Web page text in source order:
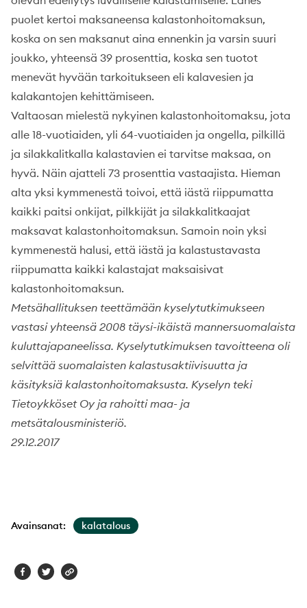
puolet kertoi maksaneensa kalastonhoitomaksun,
koska on sen maksanut aina ennenkin ja varsin suuri
joukko, yhteensä 39 prosenttia, koska sen tuotot
menevät hyvään tarkoitukseen eli kalavesien ja
kalakantojen kehittämiseen.
Valtaosan mielestä nykyinen kalastonhoitomaksu, jota
alle 18-vuotiaiden, yli 64-vuotiaiden ja ongella, pilkillä
ja silakkalitkalla kalastavien ei tarvitse maksaa, on
hyvä. Näin ajatteli 73 prosenttia vastaajista. Hieman
alta yksi kymmenestä toivoi, että iästä riippumatta
kaikki paitsi onkijat, pilkkijät ja silakkalitkaajat
maksavat kalastonhoitomaksun. Samoin noin yksi
kymmenestä halusi, että iästä ja kalastustavasta
riippumatta kaikki kalastajat maksaisivat
kalastonhoitomaksun.
Metsähallituksen teettämään kyselytutkimukseen
vastasi yhteensä 2008 täysi-ikäistä mannersuomalaista
kuluttajapaneelissa. Kyselytutkimuksen tavoitteena oli
selvittää suomalaisten kalastusaktiivisuutta ja
käsityksiä kalastonhoitomaksusta. Kyselyn teki
Tietoykköset Oy ja rahoitti maa- ja
metsätalousministeriö.
29.12.2017
Avainsanat: kalatalous